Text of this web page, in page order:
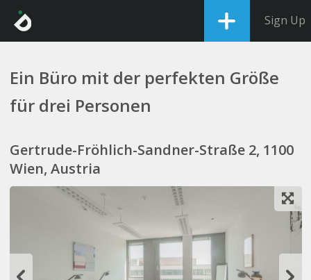
Sign Up
Ein Büro mit der perfekten Größe
für drei Personen
Gertrude-Fröhlich-Sandner-Straße 2, 1100
Wien, Austria